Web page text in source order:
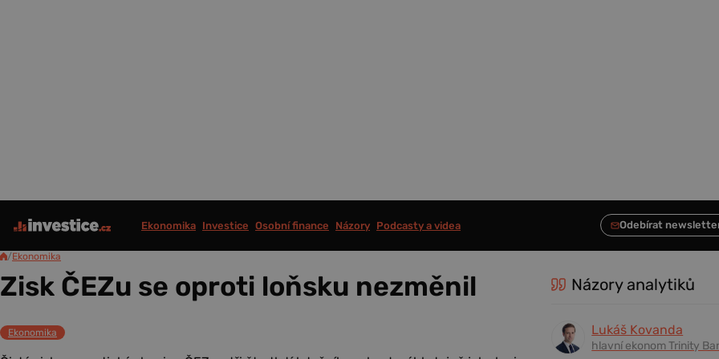
Ekonomika Investice Osobní finance Názory Podcasty a videa
/Ekonomika
Zisk ČEZu se oproti loňsku nezměnil
Ekonomika
Názory analytiků
Lukáš Kovanda
hlavní ekonom Trinity